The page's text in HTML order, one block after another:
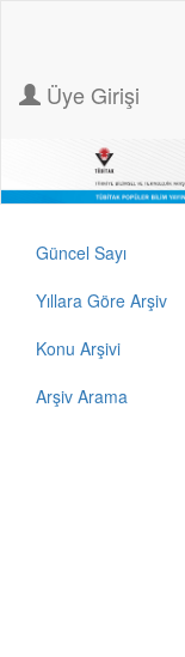
Üye Girişi
Güncel Sayı
Yıllara Göre Arşiv
Konu Arşivi
Arşiv Arama